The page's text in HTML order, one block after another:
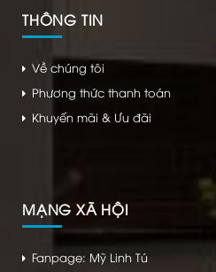
THÔNG TIN
Về chúng tôi
Phương thức thanh toán
Khuyến mãi & Ưu đãi
MẠNG XÃ HỘI
Fanpage: Mỹ Linh Tú